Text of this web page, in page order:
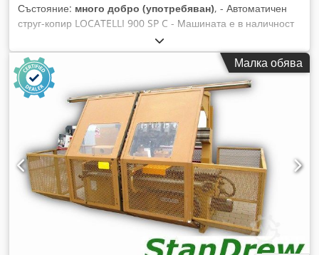
Състояние: много добро (употребяван), - Автоматичен
струг-копир LOCATELLI 900 SP C - Машината е в наличност
в склад - След технически преглед - Производство: Италия
ТЕХНИЧЕСКИ ХАРАКТЕРИСТИКИ: - Максимална дължина
на обработка: 900 мм - Максимален диаметър на
обработка: 200 мм - Максимални размери на детайла,
подаван автоматично: 110 x 110 мм - Мощност на основния
двигател: 5,8 kW - Мощност на двигателя на помпата: 4,21
kW - Шест степени на скорост на въртене - 865 / 1705 /
1730 / 2975 / 3410 / 5950 - Три основни режещи
инструмента - Два режещи инструмента с хидравлично
придвижване - Регулиране на скоростта на подаване -
Регулиране на скоростта на придвижване на режещите
инструменти - Автоматичен и полуавтоматичен режим на
работа - Спирачка Dodpfx Alsg Dcave Neck Габаритни
размери на машината: - Дължина: 240 см - Ширина: 150 см
- Височина: 280 см - Тегло: приблизително 1000 кг
Малка обява